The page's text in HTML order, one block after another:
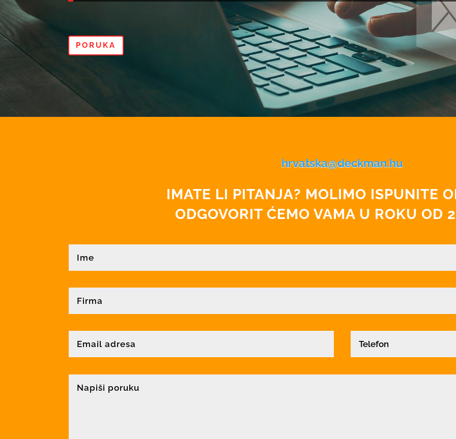
PORUKA
hrvatska@deckman.hu
IMATE LI PITANJA? MOLIMO ISPUNITE
ODGOVORIT ĆEMO VAMA U ROKU OD